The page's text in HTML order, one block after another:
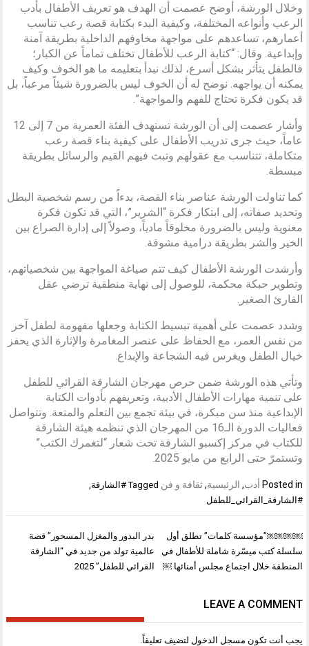
وخلال الورشة، أوضح عصمت أن الهدف هو تعريف الأطفال بأدب
الرعب وأنواعه المختلفة، وكيفية البدء بكتابة قصة رعب تناسب
أعمارهم، تساعدهم على مواجهة مخاوفهم الداخلية بطريقة آمنة
وإبداعية. وقال: “كتابة الرعب للأطفال تختلف تماماً عن الكبار؛
فالطفل يتأثر بشكل أسرع، لذلك نبدأ بتعليمه ما هو الخوف وكيف
يمكنه أن يواجهه. نوضح له أن الخوف ليس بالضرورة شيئاً مرعباً، بل
قد يكون فكرة تحتاج للفهم والمواجهة”.
وأشار عصمت إلى أن الورشة تستهدف الفئة العمرية من 7 إلى 12
عاماً، حيث جرى تدريب الأطفال على كيفية بناء قصة رعب
متكاملة، تتناسب مع عقولهم وتبث فيهم القيم والرسائل بطريقة
مبسطة.
كما تناولت الورشة عناصر بناء القصة، بدءاً من رسم شخصية البطل
وتحديد صفاته، إلى ابتكار فكرة “الشرير”، التي قد تكون فكرة
معنوية وليس بالضرورة مخلوقاً مادياً، وصولاً إلى إدارة الصراع بين
الخير والشر بطريقة درامية مشوقة.
وأرشدت الورشة الأطفال كيف تتم صياغة المواجهة بين شخصياتهم،
وتطوير حبكة محكمة، للوصول إلى نهاية منطقية ترضي عقل
القارئ الصغير.
وشدد عصمت على أهمية تبسيط الكتابة وجعلها مفهومة لطفل آخر
من نفس العمر، مع الحفاظ على عنصر المغامرة والإثارة الذي يحفز
خيال الطفل ويغرس فيه الشجاعة والإبداع.
وتأتي هذه الورشة ضمن حرص مهرجان الشارقة القرائي للطفل
على تنمية مهارات الأطفال الأدبية، وتعريفهم بأدوات الكتابة
الإبداعية منذ سن مبكرة، في بيئة تجمع بين التعلم والمتعة. وتتواصل
فعاليات الدورة الـ16 من المهرجان الذي تنظمه هيئة الشارقة
للكتاب في مركز إكسبو الشارقة تحت شعار “لتغمرك الكتب”
وتستمرّ حتى الرابع من مايو 2025.
Posted in أدب, الرئيسية,ثقافة و فن Tagged #الشارقة
#الشارقة_القرائي_للطفل
تصفّح
المقالات
بدر البدور والمغزل المسحور” قصة
عالمية تولد من جديد في “الشارقة
القرائي للطفل” 2025
￼￼￼￼”مؤسسة كلمات” تطلق أول
سلسلة كتب ميسّرة شاملة للأطفال في
المنطقة خلال اجتماع مجلس أمنائها ￼
LEAVE A COMMENT
يجب أنت تكون مسجل الدخول لتضيف تعليقاً.